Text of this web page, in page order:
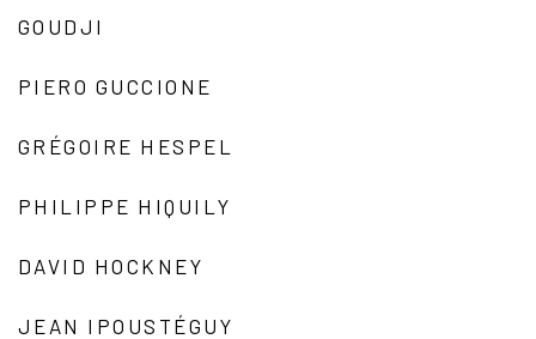
GOUDJI
PIERO GUCCIONE
GRÉGOIRE HESPEL
PHILIPPE HIQUILY
DAVID HOCKNEY
JEAN IPOUSTÉGUY